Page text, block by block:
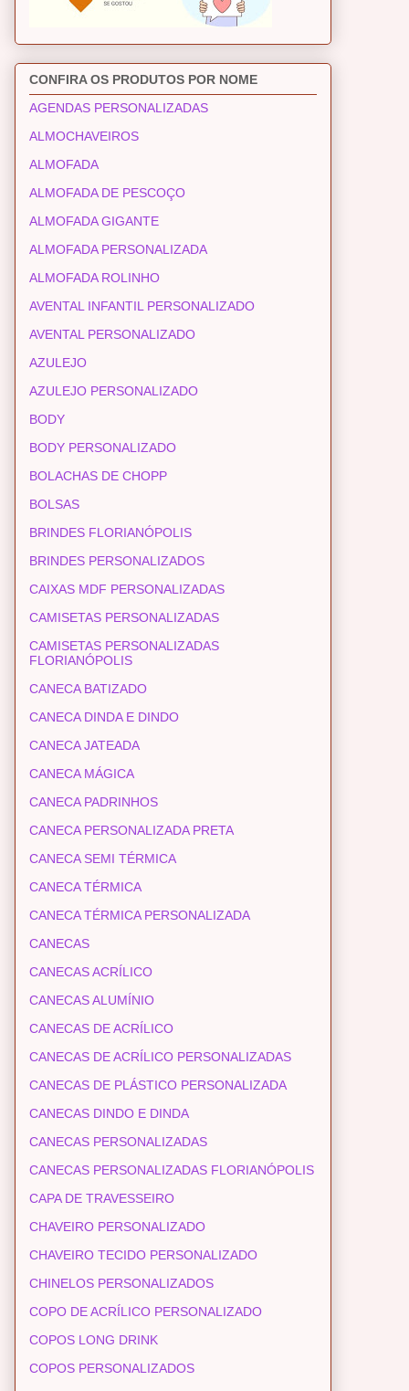
CONFIRA OS PRODUTOS POR NOME
AGENDAS PERSONALIZADAS
ALMOCHAVEIROS
ALMOFADA
ALMOFADA DE PESCOÇO
ALMOFADA GIGANTE
ALMOFADA PERSONALIZADA
ALMOFADA ROLINHO
AVENTAL INFANTIL PERSONALIZADO
AVENTAL PERSONALIZADO
AZULEJO
AZULEJO PERSONALIZADO
BODY
BODY PERSONALIZADO
BOLACHAS DE CHOPP
BOLSAS
BRINDES FLORIANÓPOLIS
BRINDES PERSONALIZADOS
CAIXAS MDF PERSONALIZADAS
CAMISETAS PERSONALIZADAS
CAMISETAS PERSONALIZADAS
FLORIANÓPOLIS
CANECA BATIZADO
CANECA DINDA E DINDO
CANECA JATEADA
CANECA MÁGICA
CANECA PADRINHOS
CANECA PERSONALIZADA PRETA
CANECA SEMI TÉRMICA
CANECA TÉRMICA
CANECA TÉRMICA PERSONALIZADA
CANECAS
CANECAS ACRÍLICO
CANECAS ALUMÍNIO
CANECAS DE ACRÍLICO
CANECAS DE ACRÍLICO PERSONALIZADAS
CANECAS DE PLÁSTICO PERSONALIZADA
CANECAS DINDO E DINDA
CANECAS PERSONALIZADAS
CANECAS PERSONALIZADAS FLORIANÓPOLIS
CAPA DE TRAVESSEIRO
CHAVEIRO PERSONALIZADO
CHAVEIRO TECIDO PERSONALIZADO
CHINELOS PERSONALIZADOS
COPO DE ACRÍLICO PERSONALIZADO
COPOS LONG DRINK
COPOS PERSONALIZADOS